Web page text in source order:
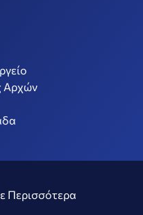
Αρχών
Προσβασιμότητας
Περισσότερα